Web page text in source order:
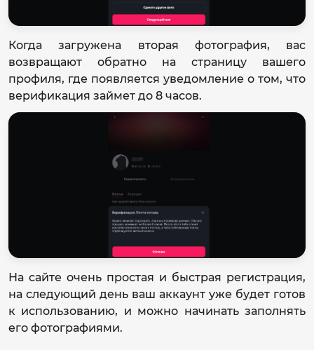
Когда загружена вторая фотография, вас
возвращают обратно на страницу вашего
профиля, где появляется уведомление о том, что
верификация займет до 8 часов.
На сайте очень простая и быстрая регистрация,
на следующий день ваш аккаунт уже будет готов
к использованию, и можно начинать заполнять
его фотографиями.